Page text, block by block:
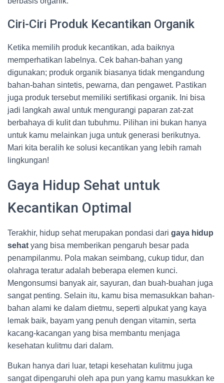
Ciri-Ciri Produk Kecantikan Organik
Ketika memilih produk kecantikan, ada baiknya
memperhatikan labelnya. Cek bahan-bahan yang
digunakan; produk organik biasanya tidak mengandung
bahan-bahan sintetis, pewarna, dan pengawet. Pastikan
juga produk tersebut memiliki sertifikasi organik. Ini bisa
jadi langkah awal untuk mengurangi paparan zat-zat
berbahaya di kulit dan tubuhmu. Pilihan ini bukan hanya
untuk kamu melainkan juga untuk generasi berikutnya.
Mari kita beralih ke solusi kecantikan yang lebih ramah
lingkungan!
Gaya Hidup Sehat untuk
Kecantikan Optimal
Terakhir, hidup sehat merupakan pondasi dari gaya hidup
sehat yang bisa memberikan pengaruh besar pada
penampilanmu. Pola makan seimbang, cukup tidur, dan
olahraga teratur adalah beberapa elemen kunci.
Mengonsumsi banyak air, sayuran, dan buah-buahan juga
sangat penting. Selain itu, kamu bisa memasukkan bahan-
bahan alami ke dalam dietmu, seperti alpukat yang kaya
lemak baik, bayam yang penuh dengan vitamin, serta
kacang-kacangan yang bisa membantu menjaga
kesehatan kulitmu dari dalam.
Bukan hanya dari luar, tetapi kesehatan kulitmu juga
sangat dipengaruhi oleh apa pun yang kamu masukkan ke